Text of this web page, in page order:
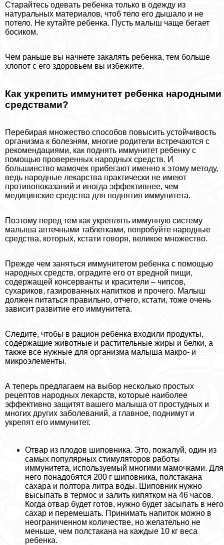
Старайтесь одевать ребенка только в одежду из
натуральных материалов, чтоб тело его дышало и не
потело. Не кутайте ребенка. Пусть малыш чаще бегает
босиком.
Чем раньше вы начнете закалять ребенка, тем больше
хлопот с его здоровьем вы избежите.
Как укрепить иммунитет ребенка народными
средствами?
Перебирая множество способов повысить устойчивость
организма к болезням, многие родители встречаются с
рекомендациями, как поднять иммунитет ребенку с
помощью проверенных народных средств. И
большинство мамочек прибегают именно к этому методу,
ведь народные лекарства пpaктически не имеют
противопоказаний и иногда эффективнее, чем
медицинские средства для поднятия иммунитета.
Поэтому перед тем как укреплять иммунную систему
малыша аптечными таблетками, попробуйте народные
средства, которых, кстати говоря, великое множество.
Прежде чем заняться иммунитетом ребенка с помощью
народных средств, оградите его от вредной пищи,
содержащей консерванты и красители – чипсов,
сухариков, газированных напитков и прочего. Малыш
должен питаться правильно, отчего, кстати, тоже очень
зависит развитие его иммунитета.
Следите, чтобы в рацион ребенка входили продукты,
содержащие животные и растительные жиры и белки, а
также все нужные для организма малыша макро- и
микроэлементы.
А теперь предлагаем на выбор несколько простых
рецептов народных лекарств, которые наиболее
эффективно защитят вашего малыша от простудных и
многих других заболеваний, а главное, поднимут и
укрепят его иммунитет.
Отвар из плодов шиповника. Это, пожалуй, один из
самых популярных стимуляторов работы
иммунитета, используемый многими мамочками. Для
него понадобятся 200 г шиповника, полстакана
сахара и полтора литра воды. Шиповник нужно
высыпать в термос и залить кипятком на 46 часов.
Когда отвар будет готов, нужно будет засыпать в него
сахар и перемешать. Принимать напиток можно в
неограниченном количестве, но желательно не
меньше, чем полстакана на каждые 10 кг веса
ребенка.